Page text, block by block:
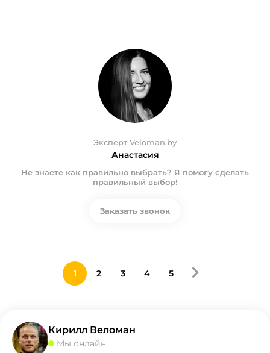
Эксперт Veloman.by
Анастасия
Не знаете как правильно выбрать? Я помогу сделать
правильный выбор!
Заказать звонок
1 2 3 4 5
Кирилл Веломан
Мы онлайн